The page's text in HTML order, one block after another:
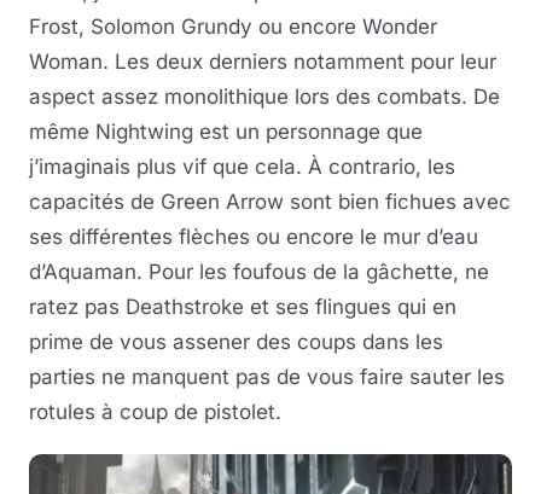
Frost, Solomon Grundy ou encore Wonder
Woman. Les deux derniers notamment pour leur
aspect assez monolithique lors des combats. De
même Nightwing est un personnage que
j’imaginais plus vif que cela. À contrario, les
capacités de Green Arrow sont bien fichues avec
ses différentes flèches ou encore le mur d’eau
d’Aquaman. Pour les foufous de la gâchette, ne
ratez pas Deathstroke et ses flingues qui en
prime de vous assener des coups dans les
parties ne manquent pas de vous faire sauter les
rotules à coup de pistolet.